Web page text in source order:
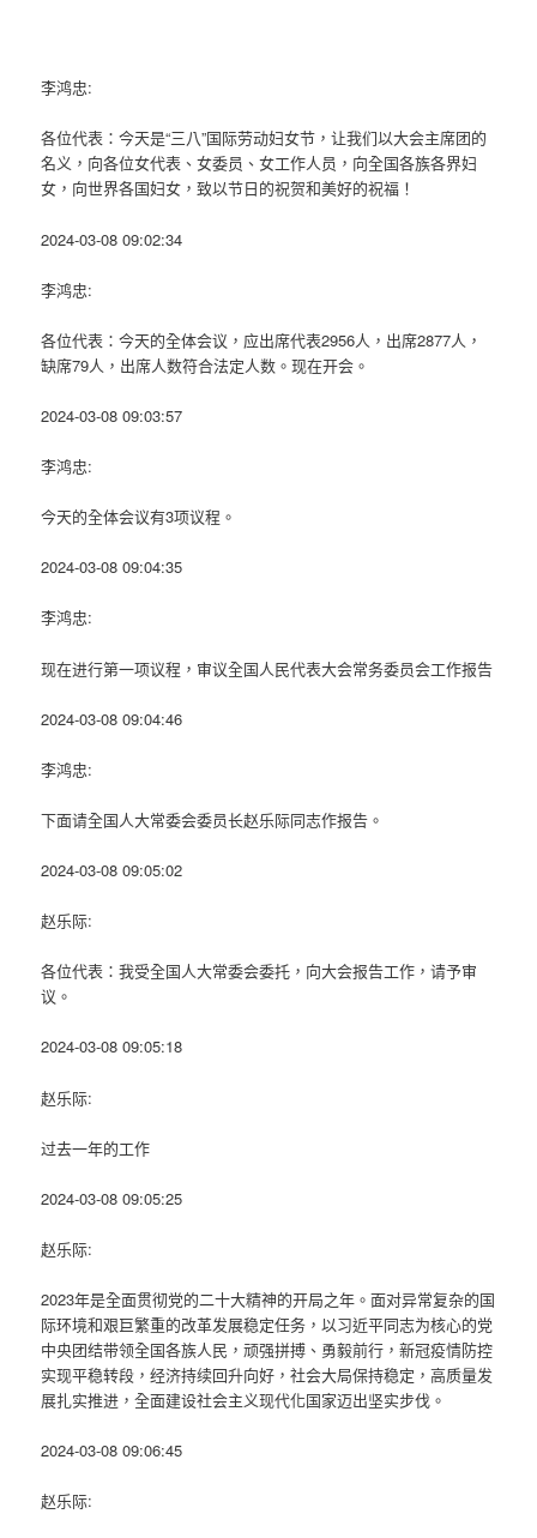
李鸿忠:
各位代表：今天是“三八”国际劳动妇女节，让我们以大会主席团的
名义，向各位女代表、女委员、女工作人员，向全国各族各界妇
女，向世界各国妇女，致以节日的祝贺和美好的祝福！
2024-03-08 09:02:34
李鸿忠:
各位代表：今天的全体会议，应出席代表2956人，出席2877人，
缺席79人，出席人数符合法定人数。现在开会。
2024-03-08 09:03:57
李鸿忠:
今天的全体会议有3项议程。
2024-03-08 09:04:35
李鸿忠:
现在进行第一项议程，审议全国人民代表大会常务委员会工作报告
2024-03-08 09:04:46
李鸿忠:
下面请全国人大常委会委员长赵乐际同志作报告。
2024-03-08 09:05:02
赵乐际:
各位代表：我受全国人大常委会委托，向大会报告工作，请予审
议。
2024-03-08 09:05:18
赵乐际:
过去一年的工作
2024-03-08 09:05:25
赵乐际:
2023年是全面贯彻党的二十大精神的开局之年。面对异常复杂的国
际环境和艰巨繁重的改革发展稳定任务，以习近平同志为核心的党
中央团结带领全国各族人民，顽强拼搏、勇毅前行，新冠疫情防控
实现平稳转段，经济持续回升向好，社会大局保持稳定，高质量发
展扎实推进，全面建设社会主义现代化国家迈出坚实步伐。
2024-03-08 09:06:45
赵乐际: